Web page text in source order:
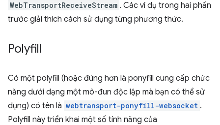
WebTransportReceiveStream . Các ví dụ trong hai phần
trước giải thích cách sử dụng từng phương thức.
Polyfill
Có một polyfill (hoặc đúng hơn là ponyfill cung cấp chức
năng dưới dạng một mô-đun độc lập mà bạn có thể sử
dụng) có tên là webtransport-ponyfill-websocket .
Polyfill này triển khai một số tính năng của